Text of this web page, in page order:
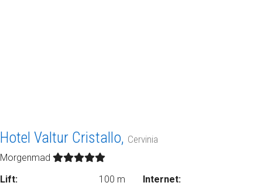
Hotel Valtur Cristallo, Cervinia
Morgenmad
Lift:
100 m
Internet: